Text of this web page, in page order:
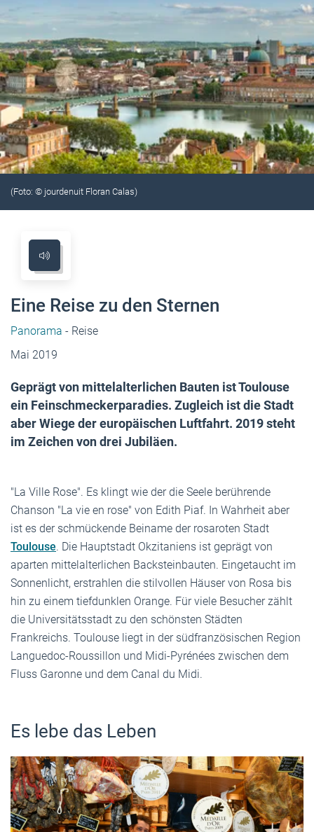
(Foto: © jourdenuit Floran Calas)
Eine Reise zu den Sternen
Panorama - Reise
Mai 2019
Geprägt von mittelalterlichen ­Bauten ist Toulouse
ein Feinschmeckerparadies. Zugleich ist die Stadt
aber Wiege der europäischen Luftfahrt. 2019 steht
im Zeichen von drei Jubiläen.
"La Ville Rose". Es klingt wie der die Seele berührende
Chanson "La vie en rose" von Edith Piaf. In Wahrheit aber
ist es der schmückende Beiname der rosaroten Stadt
Toulouse. Die Hauptstadt Okzitaniens ist geprägt von
aparten mittelalterlichen Backsteinbauten. Eingetaucht im
Sonnenlicht, erstrahlen die stilvollen Häuser von Rosa bis
hin zu einem tiefdunklen Orange. Für viele Besucher zählt
die Universitätsstadt zu den schönsten Städten
Frankreichs. Toulouse liegt in der südfranzösischen Region
Languedoc-Roussillon und Midi-Pyrénées zwischen dem
Fluss Garonne und dem Canal du Midi.
Es lebe das Leben